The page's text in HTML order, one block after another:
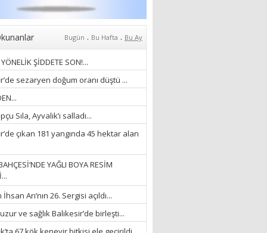
Mehmet Çağ
“BEDEN VE RUH
BÜTÜNLÜĞÜ...”
18/03/2023
İlknur Solmaz Çoban
“DOĞANIN GÜLEÇ
YAĞMURLARINI
ÖZLERKEN…”
23/11/2025
Fatma Aker
“Ne çok şey oldu
unutulmaması gereken”
28/01/2024
Hüseyin Ergül
“AKIL GÖZÜ”
Bugün . Bu Hafta . Bu Ay
ŞİDDETE SON!...
sezaryen doğum oranı düştü ...
Sıla, Ayvalık’ı salladı...
çıkan 181 yangında 45 hektar alan
YAĞLI BOYA RESİM
Arı’nın 26. Sergisi açıldı...
ve sağlık Balıkesir’de birleşti...